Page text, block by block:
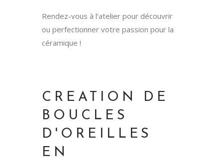
Rendez-vous à l’atelier pour découvrir
ou perfectionner votre passion pour la
céramique !
CREATION DE
BOUCLES
D'OREILLES
EN